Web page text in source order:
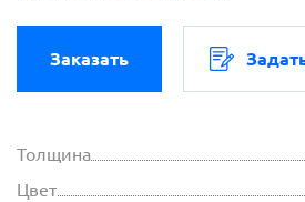
Заказать
Толщина
Цвет